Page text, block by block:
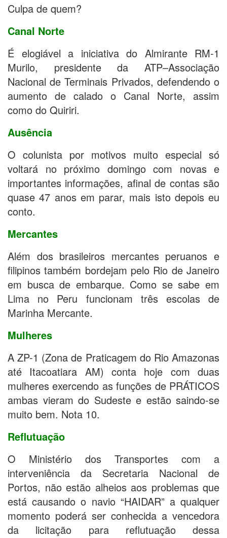
Culpa de quem?
Canal Norte
É elogiável a iniciativa do Almirante RM-1
Murilo, presidente da ATP–Associação
Nacional de Terminais Privados, defendendo o
aumento de calado o Canal Norte, assim
como do Quiriri.
Ausência
O colunista por motivos muito especial só
voltará no próximo domingo com novas e
importantes informações, afinal de contas são
quase 47 anos em parar, mais isto depois eu
conto.
Mercantes
Além dos brasileiros mercantes peruanos e
filipinos também bordejam pelo Rio de Janeiro
em busca de embarque. Como se sabe em
Lima no Peru funcionam três escolas de
Marinha Mercante.
Mulheres
A ZP-1 (Zona de Praticagem do Rio Amazonas
até Itacoatiara AM) conta hoje com duas
mulheres exercendo as funções de PRÁTICOS
ambas vieram do Sudeste e estão saindo-se
muito bem. Nota 10.
Reflutuação
O Ministério dos Transportes com a
interveniência da Secretaria Nacional de
Portos, não estão alheios aos problemas que
está causando o navio “HAIDAR” a qualquer
momento poderá ser conhecida a vencedora
da licitação para reflutuação dessa